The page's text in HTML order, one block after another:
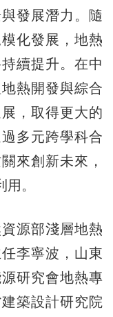
發展潛力。隨
化發展，地熱
續提升。在中
熱開發與綜合
，取得更大的
多元跨學科合
來創新未來，
。
源部淺層地熱
李寧波，山東
研究會地熱專
築設計研究院